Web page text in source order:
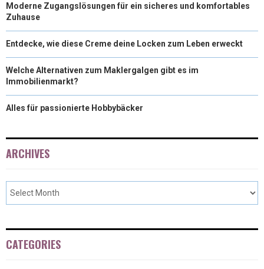
Moderne Zugangslösungen für ein sicheres und komfortables
Zuhause
Entdecke, wie diese Creme deine Locken zum Leben erweckt
Welche Alternativen zum Maklergalgen gibt es im
Immobilienmarkt?
Alles für passionierte Hobbybäcker
ARCHIVES
CATEGORIES